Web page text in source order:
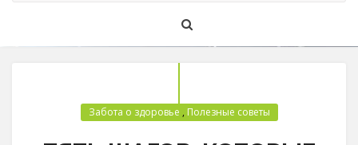
Забота о здоровье , Полезные советы